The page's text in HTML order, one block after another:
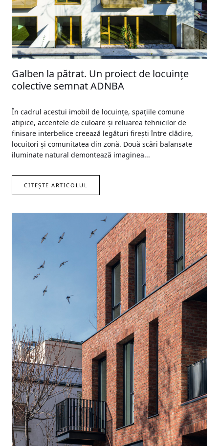
Galben la pătrat. Un proiect de locuinţe
colective semnat ADNBA
În cadrul acestui imobil de locuinţe, spațiile comune
atipice, accentele de culoare și reluarea tehnicilor de
finisare interbelice creează legături firești între clădire,
locuitori și comunitatea din zonă. Două scări balansate
iluminate natural demontează imaginea...
CITEȘTE ARTICOLUL